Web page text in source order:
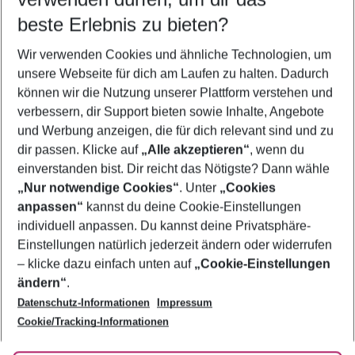
5-8 Nächte
2 Erwachsene Keine Kinder
Mehr Filter anzeigen
Footer
Footer navigation
Über uns
AGB
Bestpreisgarantie
Cookie-Einstellungen ändern
Cookie-Richtlinie
Agenturbetreuung
Barrierefreies Reisen
Folge uns
beste Erlebnis zu bieten?
Wir verwenden Cookies und ähnliche Technologien, um
unsere Webseite für dich am Laufen zu halten. Dadurch
können wir die Nutzung unserer Plattform verstehen und
verbessern, dir Support bieten sowie Inhalte, Angebote
und Werbung anzeigen, die für dich relevant sind und zu
dir passen. Klicke auf „Alle akzeptieren“, wenn du
einverstanden bist. Dir reicht das Nötigste? Dann wähle
„Nur notwendige Cookies“. Unter „Cookies
anpassen“ kannst du deine Cookie-Einstellungen
individuell anpassen. Du kannst deine Privatsphäre-
Einstellungen natürlich jederzeit ändern oder widerrufen
– klicke dazu einfach unten auf „Cookie-Einstellungen
ändern“.
Datenschutz-Informationen
Impressum
Cookie/Tracking-Informationen